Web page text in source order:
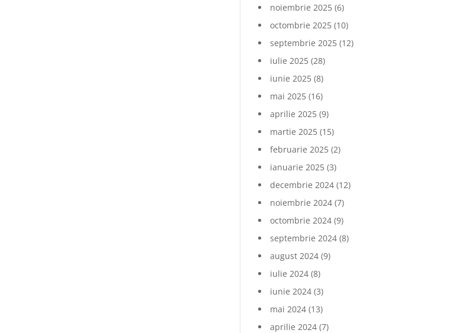
noiembrie 2025 (6)
octombrie 2025 (10)
septembrie 2025 (12)
iulie 2025 (28)
iunie 2025 (8)
mai 2025 (16)
aprilie 2025 (9)
martie 2025 (15)
februarie 2025 (2)
ianuarie 2025 (3)
decembrie 2024 (12)
noiembrie 2024 (7)
octombrie 2024 (9)
septembrie 2024 (8)
august 2024 (9)
iulie 2024 (8)
iunie 2024 (3)
mai 2024 (13)
aprilie 2024 (7)